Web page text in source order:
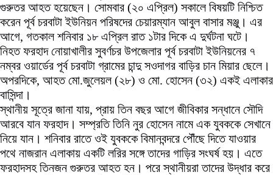
গুরুতর আহত হয়েছেন। সোমবার (২০ এপ্রিল) সকালে বিষয়টি নিশ্চিত
করেন পূর্ব চরবাটা ইউনিয়ন পরিষদের চেয়ারম্যান আবুল বাসার মঞ্জু। এর
আগে, গতকাল শনিবার ১৮ এপ্রিল রাত ১টার দিকে এ দুর্ঘটনা ঘটে।
নিহত ফরহাদ নোয়াখালীর সুবর্ণচর উপজেলার পূর্ব চরবাটা ইউনিয়নের ৭
নম্বর ওয়ার্ডের পূর্ব চরবাটা গ্রামের চান্দু সওদাগর বাড়ির চান মিয়ার ছেলে।
অপরদিকে, আহত মো.জুলেয়ল (২৮) ও মো. হোসেন (৩২) একই এলাকার
বাসিন্দা।
স্থানীয় সূত্রে জানা যায়, প্রায় তিন বছর আগে জীবিকার সন্ধানে সৌদি
আরবে যান ফরহাদ। সম্প্রতি তিনি নুর হোসেন নামে এক যুবককে সেখানে
নিয়ে যান। শনিবার রাতে ওই যুবককে বিমানবন্দরে পৌঁছে দিতে যাওয়ার
পথে নাজরান এলাকায় একটি লরির সঙ্গে তাদের গাড়ির সংঘর্ষ হয়। এতে
ফরহাদসহ তিনজন গুরুতর আহত হন। পরে স্থানীয়রা তাদের উদ্ধার করে